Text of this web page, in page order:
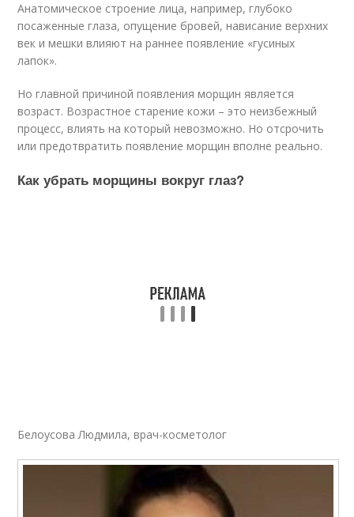
Анатомическое строение лица, например, глубоко
посаженные глаза, опущение бровей, нависание верхних
век и мешки влияют на раннее появление «гусиных
лапок».
Но главной причиной появления морщин является
возраст. Возрастное старение кожи – это неизбежный
процесс, влиять на который невозможно. Но отсрочить
или предотвратить появление морщин вполне реально.
Как убрать морщины вокруг глаз?
Белоусова Людмила, врач-косметолог